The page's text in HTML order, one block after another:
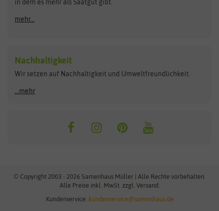
Anzuchtschalen
Heizmatte & Heizkabel
Kokos-Quelltabletten
Zimmergewächshaus
Maissamen
Paprikasamen
Buzzy Seeds
Carl Pabst
Florissa
Flortis
Franchi Sementi
Greenline
Hortitops
JUB Holland
Küpper
Ladbrooke Soil Blockers
in dem es mehr als Saatgut gibt.
mehr...
Nachhaltigkeit
Wir setzen auf Nachhaltigkeit und Umweltfreundlichkeit.
...mehr
© Copyright 2003 - 2026 Samenhaus Müller | Alle Rechte vorbehalten.
Alle Preise inkl. MwSt. zzgl. Versand.
Kundenservice: kundenservice@samenhaus.de